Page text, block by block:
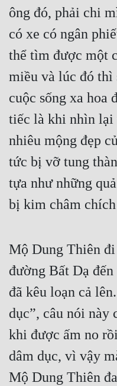
ông đó, phải chi
có xe có ngân
thể tìm được một
miều và lúc đó thì
cuộc sống xa hoa
tiếc là khi nhìn lại
nhiêu mộng đẹp
tức bị vỡ tung
tựa như những
bị kim châm
Mộ Dung Thiên
đường Bất Dạ
đã kêu loạn cả
dục”, câu nói này
khi được ấm no
dâm dục, vì vậy
Mộ Dung Thiên